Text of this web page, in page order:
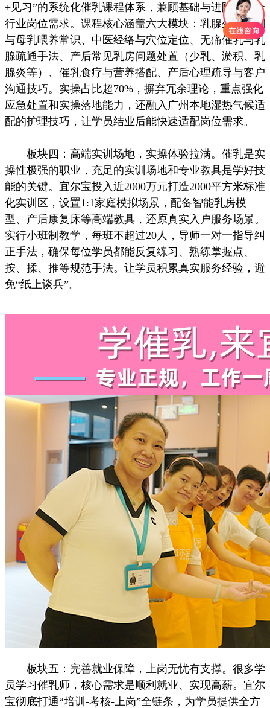
+见习”的系统化催乳课程体系，兼顾基础与进阶，贴合
行业岗位需求。课程核心涵盖六大模块：乳腺生理解剖
与母乳喂养常识、中医经络与穴位定位、无痛催乳与乳
腺疏通手法、产后常见乳房问题处置（少乳、淤积、乳
腺炎等）、催乳食疗与营养搭配、产后心理疏导与客户
沟通技巧。实操占比超70%，摒弃冗余理论，重点强化
应急处置和实操落地能力，还融入广州本地湿热气候适
配的护理技巧，让学员结业后能快速适配岗位需求。
板块四：高端实训场地，实操体验拉满。催乳是实
操性极强的职业，充足的实训场地和专业教具是学好技
能的关键。宜尔宝投入近2000万元打造2000平方米标准
化实训区，设置1:1家庭模拟场景，配备智能乳房模
型、产后康复床等高端教具，还原真实入户服务场景。
实行小班制教学，每班不超过20人，导师一对一指导纠
正手法，确保每位学员都能反复练习、熟练掌握点、
按、揉、推等规范手法。让学员积累真实服务经验，避
免“纸上谈兵”。
板块五：完善就业保障，上岗无忧有支撑。很多学
员学习催乳师，核心需求是顺利就业、实现高薪。宜尔
宝彻底打通“培训-考核-上岗”全链条，为学员提供全方